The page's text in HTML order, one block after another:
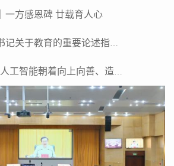
一方感恩碑 廿载育人心
习近平总书记关于教育的重要论述指引基础教育高质量发展
“促进全球人工智能朝着向上向善、造福人类的方向发展”——习近平主席出席二〇二六世界人工智能大会暨人工智能全球治理高级别会议系列活动纪实